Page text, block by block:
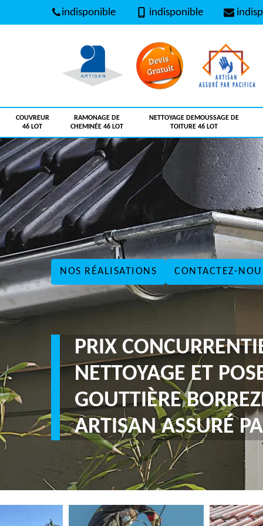
indisponible indisponible
COUVREUR
46 LOT
RAMONAGE DE
CHEMINÉE 46 LOT
NETTOYAGE DEMOUSSAGE DE
TOITURE 46 LOT
NOS RÉALISATIONS CONTACTEZ-
PRIX
NETTOYAGE ET
GOUTTIÈRE
ARTISAN ASSURÉ